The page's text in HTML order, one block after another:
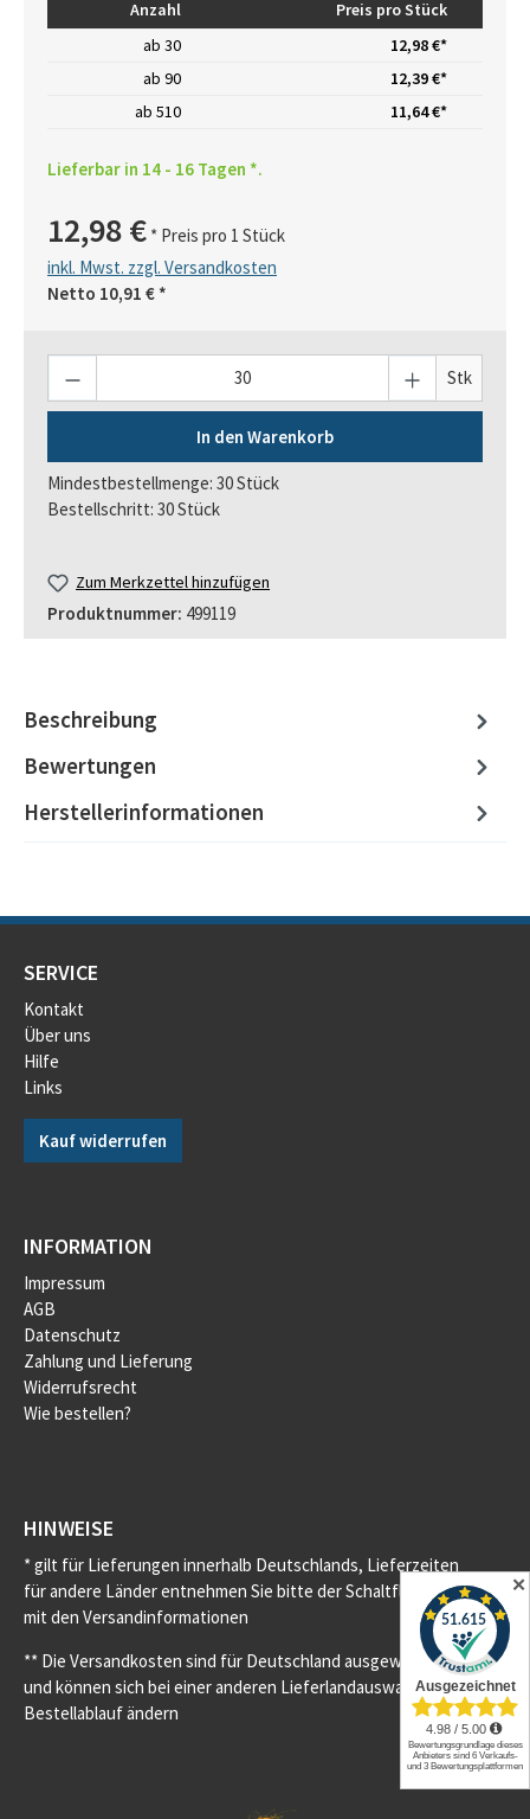
Anzahl
Preis pro Stück
ab 30
12,98 €*
ab 90
12,39 €*
ab 510 11,64 €*
Lieferbar in 14 - 16 Tagen *.
12,98 € * Preis pro 1 Stück
inkl. Mwst. zzgl. Versandkosten
Netto 10,91 € *
Stk
In den Warenkorb
Mindestbestellmenge: 30 Stück
Bestellschritt: 30 Stück
Zum Merkzettel hinzufügen
Produktnummer: 499119
Beschreibung
Bewertungen
Herstellerinformationen
SERVICE
Kontakt
Über uns
Hilfe
Links
Kauf widerrufen
INFORMATION
Impressum
AGB
Datenschutz
Zahlung und Lieferung
Widerrufsrecht
Wie bestellen?
HINWEISE
* gilt für Lieferungen innerhalb Deutschlands, Lieferzeiten
für andere Länder entnehmen Sie bitte der Schaltfläche
mit den Versandinformationen
** Die Versandkosten sind für Deutschland ausgewiesen
und können sich bei einer anderen Lieferlandauswahl im
Bestellablauf ändern
✕